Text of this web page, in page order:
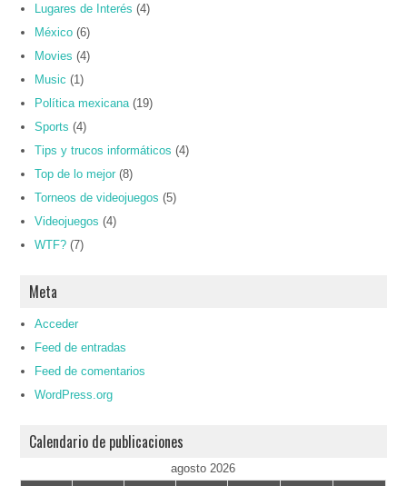
Lugares de Interés (4)
México (6)
Movies (4)
Music (1)
Política mexicana (19)
Sports (4)
Tips y trucos informáticos (4)
Top de lo mejor (8)
Torneos de videojuegos (5)
Videojuegos (4)
WTF? (7)
Meta
Acceder
Feed de entradas
Feed de comentarios
WordPress.org
Calendario de publicaciones
agosto 2026